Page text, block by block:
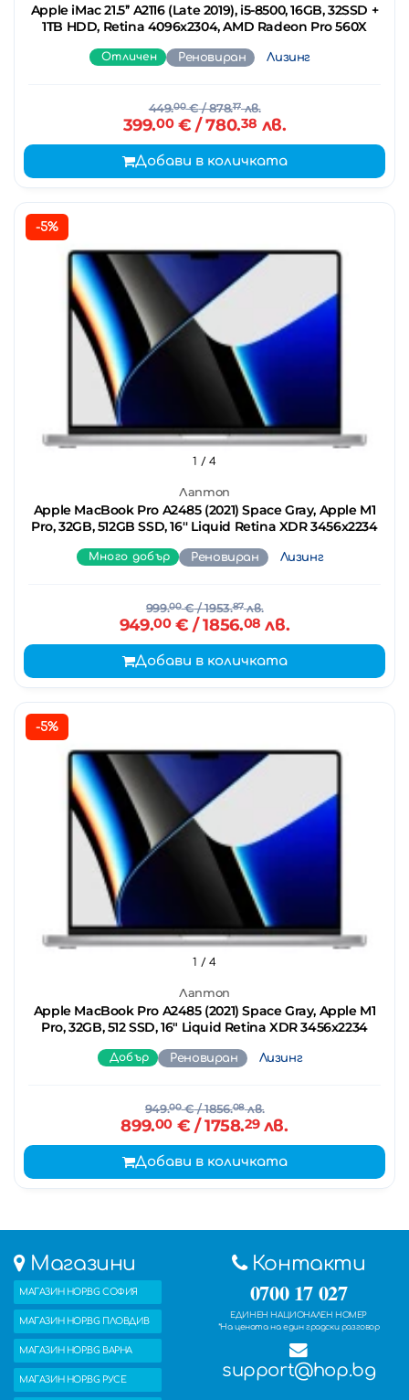
Apple iMac 21.5’’ A2116 (Late 2019), i5-8500, 16GB, 32SSD +
1TB HDD, Retina 4096x2304, AMD Radeon Pro 560X
Отличен Реновиран Лизинг
449.00€/ 878.17лв.
399.00€ / 780.38 лв.
Добави в количката
-5%
Лаптоп
Apple MacBook Pro A2485 (2021) Space Gray, Apple M1
Pro, 32GB, 512GB SSD, 16'' Liquid Retina XDR 3456x2234
1 / 4
Много добър Реновиран Лизинг
999.00€/ 1953.87лв.
949.00€ / 1856.08 лв.
Добави в количката
-5%
Лаптоп
Apple MacBook Pro A2485 (2021) Space Gray, Apple M1
Pro, 32GB, 512 SSD, 16" Liquid Retina XDR 3456x2234
1 / 4
Добър Реновиран Лизинг
949.00€/ 1856.08лв.
899.00€ / 1758.29лв.
Добави в количката
Магазини
МАГАЗИН HOP.BG СОФИЯ
МАГАЗИН HOP.BG ПЛОВДИВ
МАГАЗИН HOP.BG ВАРНА
МАГАЗИН HOP.BG РУСЕ
Контакти
0700 17 027
ЕДИНЕН НАЦИОНАЛЕН НОМЕР
*На цената на един градски разговор
support@hop.bg